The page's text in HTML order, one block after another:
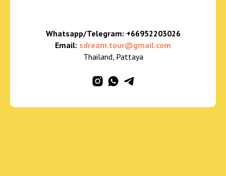
Whatsapp/Telegram: +66952203026
Email: sdream.tour@gmail.com
Thailand, Pattaya